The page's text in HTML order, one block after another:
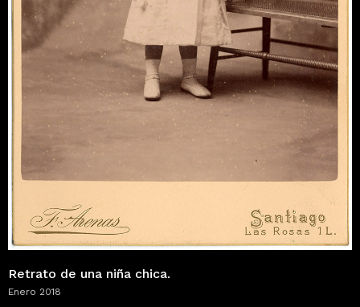
Retrato de una niña chica.
Enero 2018